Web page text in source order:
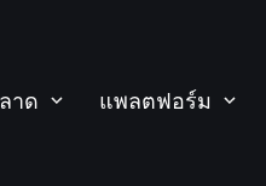
าด แพลตฟอร์ม